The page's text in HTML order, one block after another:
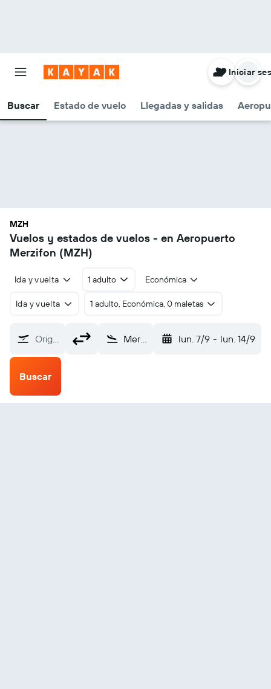
Buscar Estado de vuelo Llegadas y salidas
Iniciar
MZH
Vuelos y estados de vuelos - en Aeropuerto
Merzifon (MZH)
Ida y vuelta 1 adulto Económica
Ida y vuelta 1 adulto, Económica, 0 maletas
Origen Merzifon (MZH) lun. 7/9 - lun. 14/9
Buscar